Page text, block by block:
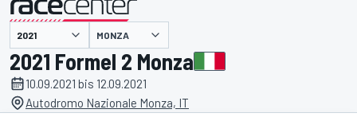
MONZA
2021 Formel 2 Monza
10.09.2021 bis 12.09.2021
Autodromo Nazionale Monza, IT